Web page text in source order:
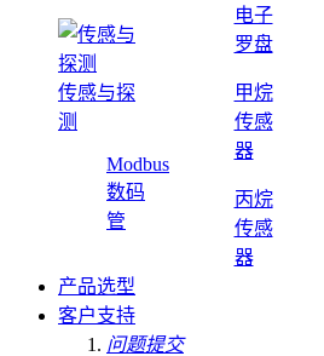
传感与探
测
Modbus
数码
管
电子
罗盘
甲烷
传感
器
丙烷
传感
器
产品选型
客户支持
问题提交